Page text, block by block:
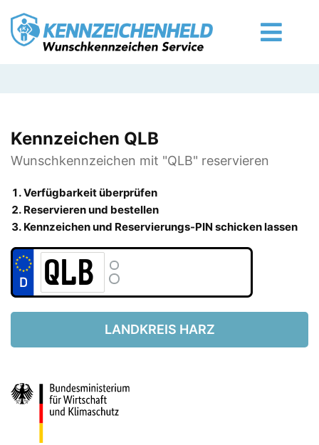
Kennzeichen QLB
Wunschkennzeichen mit "QLB" reservieren
Verfügbarkeit überprüfen
Reservieren und bestellen
Kennzeichen und Reservierungs-PIN schicken lassen
LANDKREIS HARZ